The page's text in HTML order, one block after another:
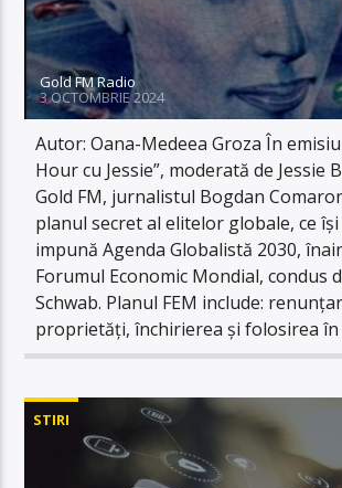
Gold FM Radio
3 OCTOMBRIE 2024
Autor: Oana-Medeea Groza În
Hour cu Jessie”, moderată de Jessie
Gold FM, jurnalistul Bogdan
planul secret al elitelor globale, ce
impună Agenda Globalistă 2030,
Forumul Economic Mondial, condus
Schwab. Planul FEM include:
proprietăți, închirierea și folosirea
STIRI